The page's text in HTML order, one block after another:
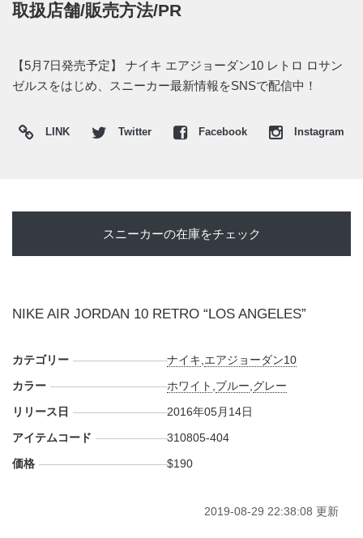
はない。
取扱店舗/販売方法/PR
【5月7日発売予定】 ナイキ エアジョーダン10 レトロ ロサン
ゼルスをはじめ、スニーカー最新情報をSNSで配信中！
LINK Twitter Facebook Instagram
スニーカーの在庫をチェック
NIKE AIR JORDAN 10 RETRO “LOS ANGELES”
カテゴリー ナイキ エアジョーダン10
カラー
ホワイト ブルー グレー
リリース日
2016年05月14日
アイテムコード
310805-404
価格
$190
2019-08-29 22:38:08 更新